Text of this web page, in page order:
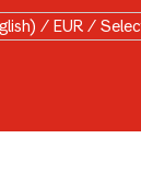
/ EUR /